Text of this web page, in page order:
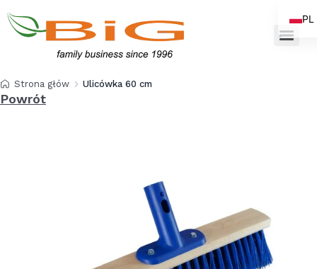
Strona główna Ulicówka 60 cm głowica click-clack
Powrót
PL